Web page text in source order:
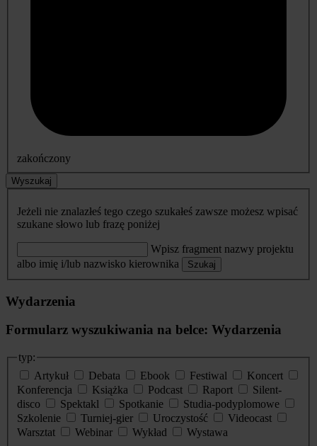
zakończony
Wyszukaj
Jeżeli nie znalazłeś tego czego szukałeś zawsze możesz wpisać
szukane słowo lub frazę poniżej
Wpisz fragment nazwy projektu
albo imię i/lub nazwisko kierownika
Szukaj
Wydarzenia
Formularz wyszukiwania na belce: Wydarzenia
typ:
Artykuł
Debata Ebook Festiwal
Koncert
Konferencja
Książka Podcast Raport
Silent-
disco
Spektakl Spotkanie
Studia-podyplomowe
Szkolenie
Turniej-gier Uroczystość
Videocast
Warsztat
Webinar Wykład
Wystawa